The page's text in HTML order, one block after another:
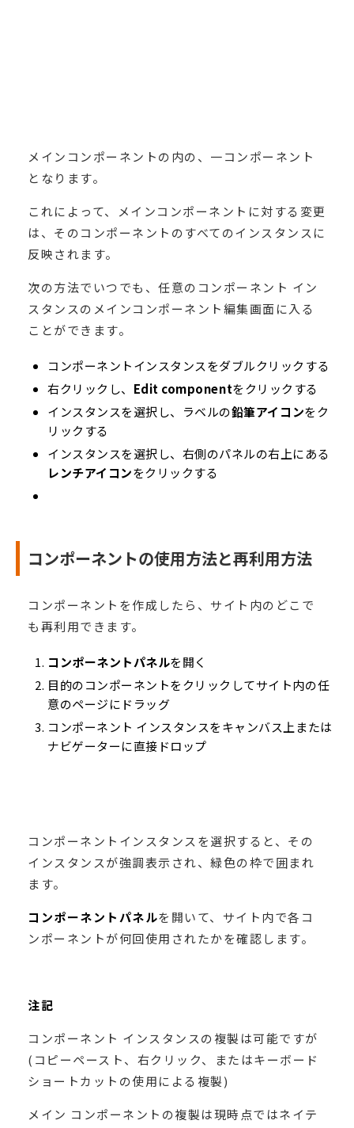
メインコンポーネントの内の、一コンポーネント
となります。
これによって、メインコンポーネントに対する変更
は、そのコンポーネントのすべてのインスタンスに
反映されます。
次の方法でいつでも、任意のコンポーネント イン
スタンスのメインコンポーネント編集画面に入る
ことができます。
コンポーネントインスタンスをダブルクリックする
右クリックし、 Edit componentをクリックする
インスタンスを選択し、ラベルの鉛筆アイコンをク
リックする
インスタンスを選択し、右側のパネルの右上にある
レンチアイコンをクリックする
コンポーネントの使用方法と再利用方法
コンポーネントを作成したら、サイト内のどこで
も再利用できます。
コンポーネントパネルを開く
目的のコンポーネントをクリックしてサイト内の任
意のページにドラッグ
コンポーネント インスタンスをキャンバス上または
ナビゲーターに直接ドロップ
コンポーネントインスタンスを選択すると、その
インスタンスが強調表示され、緑色の枠で囲まれ
ます。
コンポーネントパネルを開いて、サイト内で各コ
ンポーネントが何回使用されたかを確認します。
注記
コンポーネント インスタンスの複製は可能ですが
(コピーペースト、右クリック、またはキーボード
ショートカットの使用による複製)
メイン コンポーネントの複製は現時点ではネイテ